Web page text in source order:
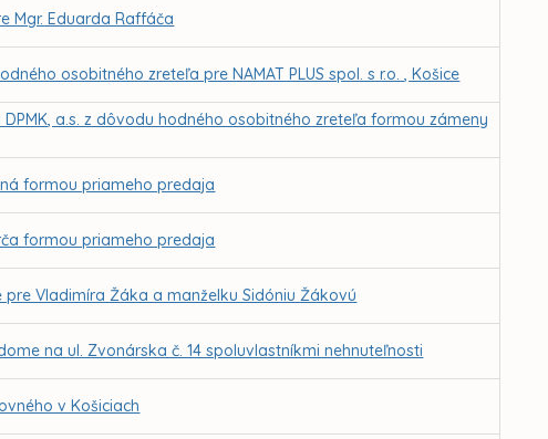
Mgr. Eduarda Raffáča
osobitného zreteľa pre NAMAT PLUS spol. s r.o. , Košice
a.s. z dôvodu hodného osobitného zreteľa formou zámeny
formou priameho predaja
formou priameho predaja
Vladimíra Žáka a manželku Sidóniu Žákovú
na ul. Zvonárska č. 14 spoluvlastníkmi nehnuteľnosti
v Košiciach